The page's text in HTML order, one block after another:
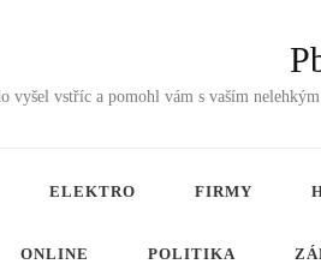
vyšel vstříc a pomohl vám s vaším
ELEKTRO FIRMY
ONLINE POLITIKA